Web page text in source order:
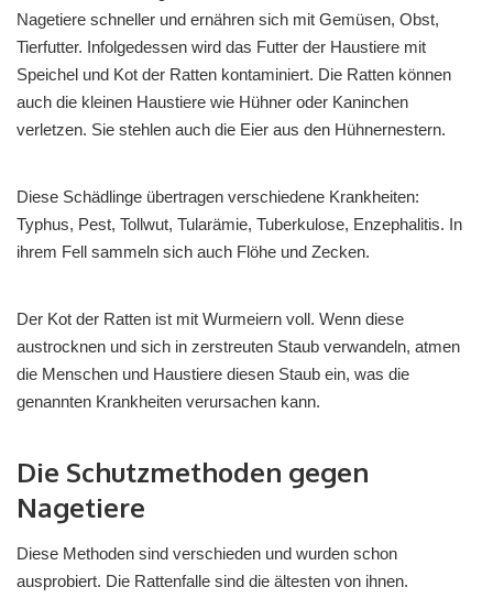
Nagetiere schneller und ernähren sich mit Gemüsen, Obst,
Tierfutter. Infolgedessen wird das Futter der Haustiere mit
Speichel und Kot der Ratten kontaminiert. Die Ratten können
auch die kleinen Haustiere wie Hühner oder Kaninchen
verletzen. Sie stehlen auch die Eier aus den Hühnernestern.
Diese Schädlinge übertragen verschiedene Krankheiten:
Typhus, Pest, Tollwut, Tularämie, Tuberkulose, Enzephalitis. In
ihrem Fell sammeln sich auch Flöhe und Zecken.
Der Kot der Ratten ist mit Wurmeiern voll. Wenn diese
austrocknen und sich in zerstreuten Staub verwandeln, atmen
die Menschen und Haustiere diesen Staub ein, was die
genannten Krankheiten verursachen kann.
Die Schutzmethoden gegen
Nagetiere
Diese Methoden sind verschieden und wurden schon
ausprobiert. Die Rattenfalle sind die ältesten von ihnen.